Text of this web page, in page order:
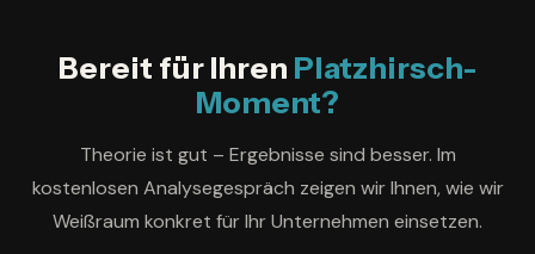
Bereit für Ihren Platzhirsch-
Moment?
Theorie ist gut – Ergebnisse sind besser. Im
kostenlosen Analysegespräch zeigen wir Ihnen, wie wir
Weißraum konkret für Ihr Unternehmen einsetzen.